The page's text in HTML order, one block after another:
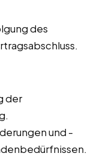
des
der
und -